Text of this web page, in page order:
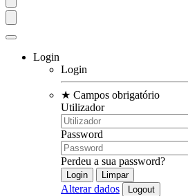
Login
Login
★ Campos obrigatório
Utilizador
Password
Perdeu a sua password?
Alterar dados